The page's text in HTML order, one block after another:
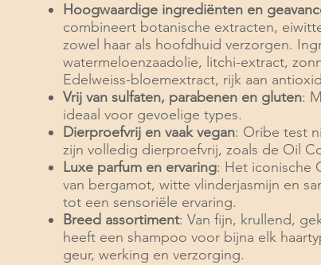
Hoogwaardige ingrediënten en
combineert botanische extracten,
zowel haar als hoofdhuid verzorgen.
watermeloenzaadolie, litchi-extract,
Edelweiss-bloemextract, rijk aan
Vrij van sulfaten, parabenen en gluten:
ideaal voor gevoelige types.
Dierproefvrij en vaak vegan: Oribe test
zijn volledig dierproefvrij, zoals de Oil
Luxe parfum en ervaring: Het iconische
van bergamot, witte vlinderjasmijn en
tot een sensoriële ervaring.
Breed assortiment: Van fijn, krullend,
heeft een shampoo voor bijna elk
geur, werking en verzorging.